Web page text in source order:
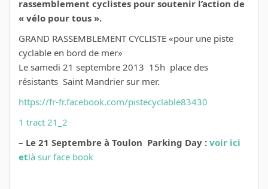
rassemblement cyclistes pour soutenir l’action de
« vélo pour tous ».
GRAND RASSEMBLEMENT CYCLISTE «pour une piste
cyclable en bord de mer»
Le samedi 21 septembre 2013 15h place des
résistants Saint Mandrier sur mer.
https://fr-fr.facebook.com/pistecyclable83430
1 tract 21_2
– Le 21 Septembre à Toulon Parking Day : voir ici
etlà sur face book